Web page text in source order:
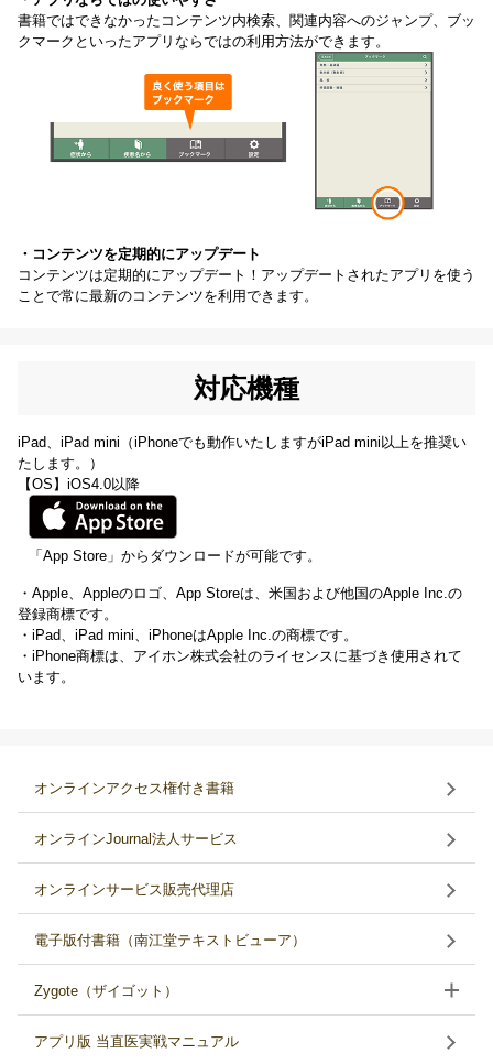
書籍ではできなかったコンテンツ内検索、関連内容へのジャンプ、ブッ
クマークといったアプリならではの利用方法ができます。
・コンテンツを定期的にアップデート
コンテンツは定期的にアップデート！アップデートされたアプリを使う
ことで常に最新のコンテンツを利用できます。
対応機種
iPad、iPad mini（iPhoneでも動作いたしますがiPad mini以上を推奨い
たします。）
【OS】iOS4.0以降
「App Store」からダウンロードが可能です。
・Apple、Appleのロゴ、App Storeは、米国および他国のApple Inc.の
登録商標です。
・iPad、iPad mini、iPhoneはApple Inc.の商標です。
・iPhone商標は、アイホン株式会社のライセンスに基づき使用されて
います。
オンラインアクセス権付き書籍
オンラインJournal法人サービス
オンラインサービス販売代理店
電子版付書籍（南江堂テキストビューア）
Zygote（ザイゴット）
アプリ版 当直医実戦マニュアル